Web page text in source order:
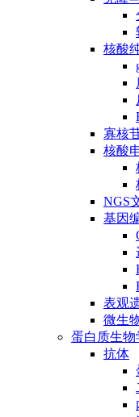
核酸
寡核
核酸
NGS
基因
表观
微生
蛋白质生物
抗体